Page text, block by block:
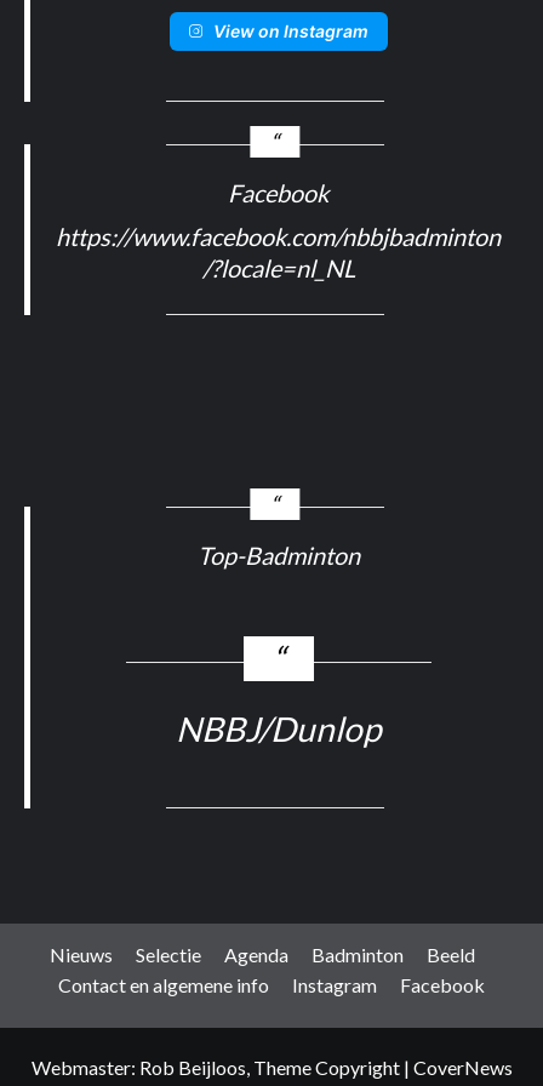
View on Instagram
Facebook
https://www.facebook.com/nbbjbadminton
/?locale=nl_NL
Top-Badminton
NBBJ/Dunlop
Nieuws Selectie Agenda Badminton
Beeld
Contact en algemene info
Instagram Facebook
Webmaster: Rob Beijloos, Theme Copyright | CoverNews